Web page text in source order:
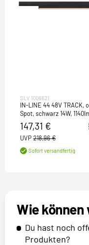
SLV 1006621
IN-LINE 44 48V TRACK,
Spot, schwarz 14W,
CRI90, 95°
147,31 €
UVP 218,96 €
Sofort versandfertig
Wie
Du hast noch
Produkten?